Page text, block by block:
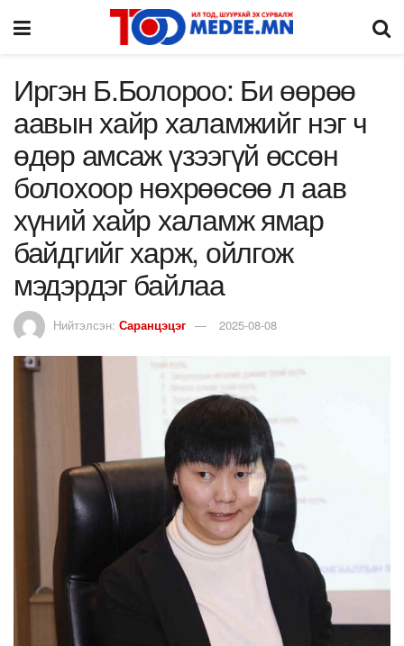
Иргэн Б.Болороо: Би өөрөө
аавын хайр халамжийг нэг ч
өдөр амсаж үзээгүй өссөн
болохоор нөхрөөсөө л аав
хүний хайр халамж ямар
байдгийг харж, ойлгож
мэдэрдэг байлаа
Нийтэлсэн: Саранцэцэг 2025-08-08